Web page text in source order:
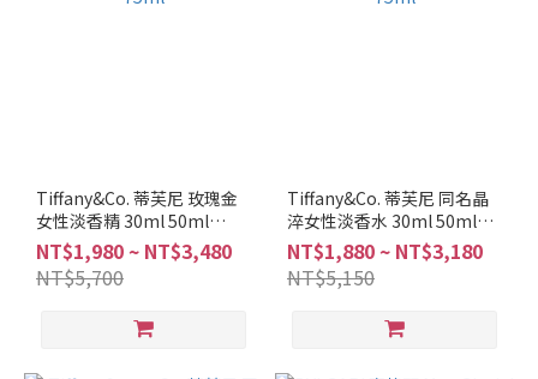
Tiffany&Co. 蒂芙尼 玫瑰金
女性淡香精 30ml 50ml
75ml
NT$1,980 ~ NT$3,480
NT$5,700
Tiffany&Co. 蒂芙尼 同名晶
淬女性淡香水 30ml 50ml
75ml
NT$1,880 ~ NT$3,180
NT$5,150